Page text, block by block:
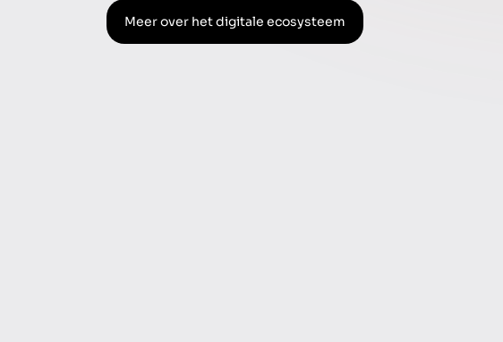
Meer over het digitale ecosysteem